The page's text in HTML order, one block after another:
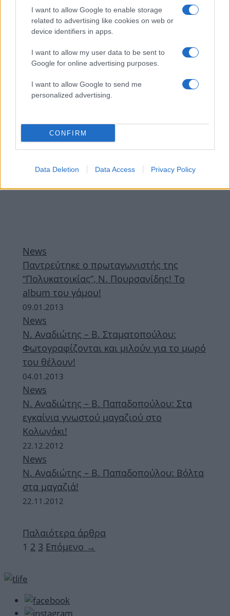
I want to allow Google to enable storage
related to advertising like cookies on web or
device identifiers in apps.
I want to allow my user data to be sent to
Google for online advertising purposes.
I want to allow Google to send me
personalized advertising.
CONFIRM
Data Deletion Data Access Privacy Policy
Κ. Παπαδοπούλου: ”Από τα 13 μου είχα
καρκίνο”
26.02.2013
News
H σέξυ Ειρήνη Παπαδοπούλου έτοιμη για
ΔΙΑΦΗΜΙΣΗ
News
Παντρεύτηκε ο πρωταγωνιστής της
“Πολυκατοικίας”, Ν. Πουρσανίδης! To
album του γάμου!
09.01.2013
News
Ν. Αναδιώτης – Β. Σταματοπούλου:
Φωτογραφίζονται και μιλούν για το μωρό
του θέλουν!
04.01.2013
News
Ν. Αναδιώτης – Β. Παπαδοπούλου: Στα
εγκαίνια γνωστού μαγαζιού στο
Κολωνάκι!
22.12.2012
News
Ν. Αναδιώτης – Β. Παπαδοπούλου: Βόλτα
στα μαγαζιά!
22.11.2012
Παλαιότερα άρθρα
Σελίδα
1 Σελίδα
2 Σελίδα
3 Επόμενο →